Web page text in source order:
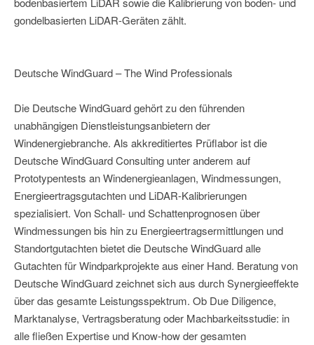
gondelbasierten LiDAR-Geräten zählt.
Deutsche WindGuard – The Wind Professionals
Die Deutsche WindGuard gehört zu den führenden
unabhängigen Dienstleistungsanbietern der
Windenergiebranche. Als akkreditiertes Prüflabor ist die
Deutsche WindGuard Consulting unter anderem auf
Prototypentests an Windenergieanlagen, Windmessungen,
Energieertragsgutachten und LiDAR-Kalibrierungen
spezialisiert. Von Schall- und Schattenprognosen über
Windmessungen bis hin zu Energieertragsermittlungen und
Standortgutachten bietet die Deutsche WindGuard alle
Gutachten für Windparkprojekte aus einer Hand. Beratung von
Deutsche WindGuard zeichnet sich aus durch Synergieeffekte
über das gesamte Leistungsspektrum. Ob Due Diligence,
Marktanalyse, Vertragsberatung oder Machbarkeitsstudie: in
alle fließen Expertise und Know-how der gesamten